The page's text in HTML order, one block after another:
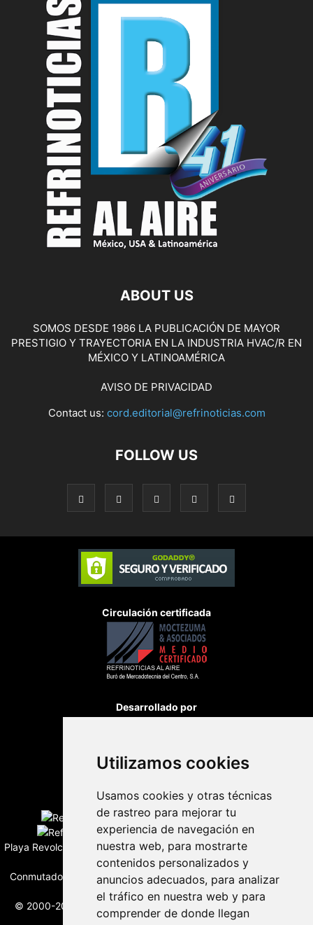
Utilizamos cookies
Usamos cookies y otras técnicas
de rastreo para mejorar tu
experiencia de navegación en
nuestra web, para mostrarte
contenidos personalizados y
anuncios adecuados, para analizar
el tráfico en nuestra web y para
comprender de donde llegan
ABOUT US
SOMOS DESDE 1986 LA PUBLICACIÓN DE MAYOR
PRESTIGIO Y TRAYECTORIA EN LA INDUSTRIA HVAC/R EN
MÉXICO Y LATINOAMÉRICA
AVISO DE PRIVACIDAD
Contact us: cord.editorial@refrinoticias.com
FOLLOW US
Circulación certificada
Desarrollado por
Edición digital con tecnología
Playa Revolcadero 222 Col. Reforma Iztaccihuatl Norte C.P. 08810
CIUDAD DE MEXICO
Conmutador CIUDAD DE MEXICO (+52) 555 740 4476, 555 740
4497
© 2000-2026 BURO DE MERCADOTECNIA DEL CENTRO, S.A.
Todos los derechos reservados